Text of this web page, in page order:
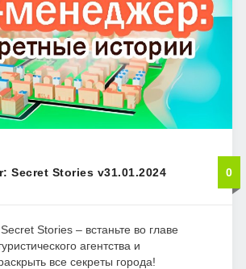
Secret Stories v31.01.2024 0
Stories – встаньте во главе
агентства и
все секреты города!